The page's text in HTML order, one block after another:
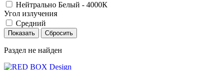
Нейтрально Белый - 4000К
Угол излучения
Средний
Раздел не найден